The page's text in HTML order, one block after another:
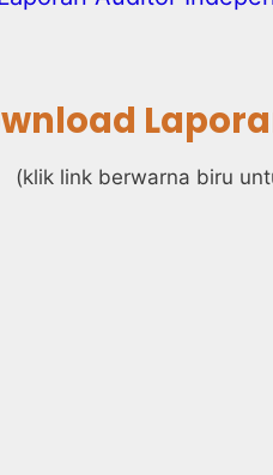
(klik link berwarna biru